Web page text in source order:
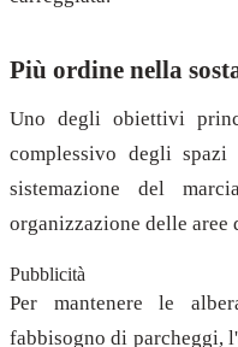
Più ordine nella
Uno degli obiettivi
complessivo degli
sistemazione del
organizzazione delle aree
Pubblicità
Per mantenere le
fabbisogno di parcheggi,